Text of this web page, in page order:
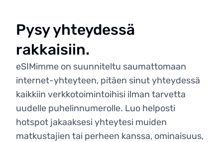
Pysy yhteydessä
rakkaisiin.
eSIMimme on suunniteltu saumattomaan
internet-yhteyteen, pitäen sinut yhteydessä
kaikkiin verkkotoimintoihisi ilman tarvetta
uudelle puhelinnumerolle. Luo helposti
hotspot jakaaksesi yhteytesi muiden
matkustajien tai perheen kanssa, ominaisuus,